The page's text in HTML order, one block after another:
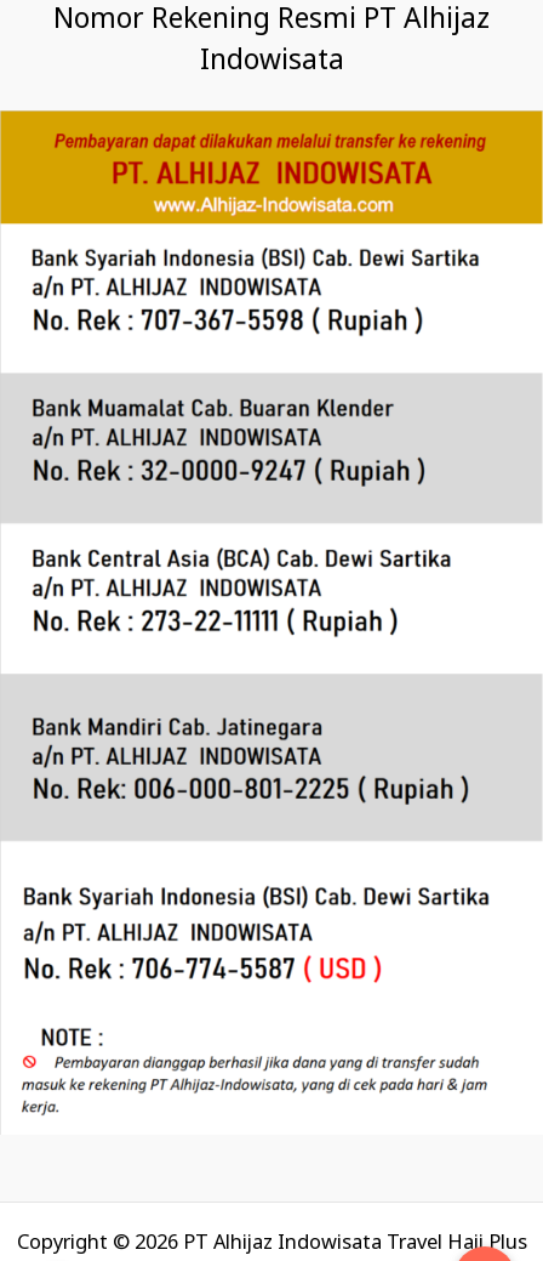
Nomor Rekening Resmi PT Alhijaz
Indowisata
Copyright © 2026 PT Alhijaz Indowisata Travel Haji Plus